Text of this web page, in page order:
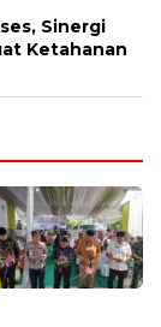
Sinergi
Ketahanan